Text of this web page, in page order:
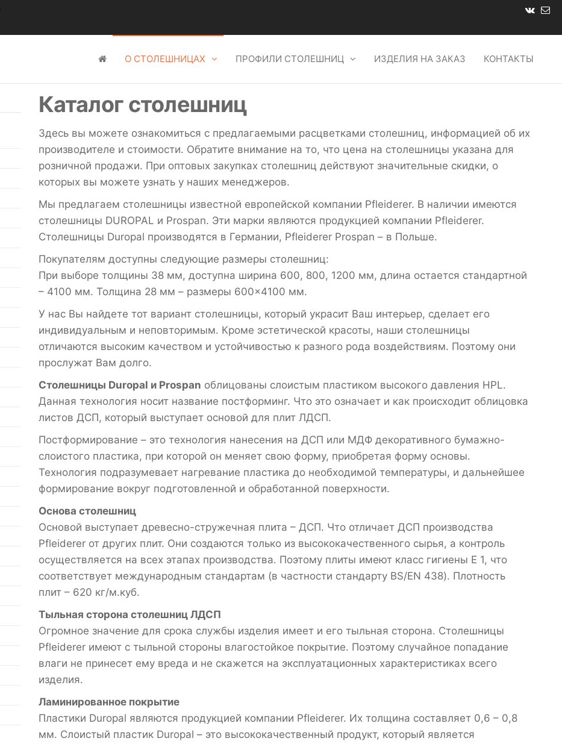
О СТОЛЕШНИЦАХ ПРОФИЛИ СТОЛЕШНИЦ ИЗДЕЛИЯ НА ЗАКАЗ КОНТАКТЫ
Каталог столешниц
Здесь вы можете ознакомиться с предлагаемыми расцветками столешниц, информацией об их
производителе и стоимости. Обратите внимание на то, что цена на столешницы указана для
розничной продажи. При оптовых закупках столешниц действуют значительные скидки, о
которых вы можете узнать у наших менеджеров.
Мы предлагаем столешницы известной европейской компании Pfleiderer. В наличии имеются
столешницы DUROPAL и Prospan. Эти марки являются продукцией компании Pfleiderer.
Столешницы Duropal производятся в Германии, Pfleiderer Prospan – в Польше.
Покупателям доступны следующие размеры столешниц:
При выборе толщины 38 мм, доступна ширина 600, 800, 1200 мм, длина остается стандартной
– 4100 мм. Толщина 28 мм – размеры 600×4100 мм.
У нас Вы найдете тот вариант столешницы, который украсит Ваш интерьер, сделает его
индивидуальным и неповторимым. Кроме эстетической красоты, наши столешницы
отличаются высоким качеством и устойчивостью к разного рода воздействиям. Поэтому они
прослужат Вам долго.
Столешницы Duropal и Prospan облицованы слоистым пластиком высокого давления HPL.
Данная технология носит название постформинг. Что это означает и как происходит облицовка
листов ДСП, который выступает основой для плит ЛДСП.
Постформирование – это технология нанесения на ДСП или МДФ декоративного бумажно-
слоистого пластика, при которой он меняет свою форму, приобретая форму основы.
Технология подразумевает нагревание пластика до необходимой температуры, и дальнейшее
формирование вокруг подготовленной и обработанной поверхности.
Основа столешниц
Основой выступает древесно-стружечная плита – ДСП. Что отличает ДСП производства
Pfleiderer от других плит. Они создаются только из высококачественного сырья, а контроль
осуществляется на всех этапах производства. Поэтому плиты имеют класс гигиены Е 1, что
соответствует международным стандартам (в частности стандарту BS/EN 438). Плотность
плит – 620 кг/м.куб.
Тыльная сторона столешниц ЛДСП
Огромное значение для срока службы изделия имеет и его тыльная сторона. Столешницы
Pfleiderer имеют с тыльной стороны влагостойкое покрытие. Поэтому случайное попадание
влаги не принесет ему вреда и не скажется на эксплуатационных характеристиках всего
изделия.
Ламинированное покрытие
Пластики Duropal являются продукцией компании Pfleiderer. Их толщина составляет 0,6 – 0,8
мм. Слоистый пластик Duropal – это высококачественный продукт, который является